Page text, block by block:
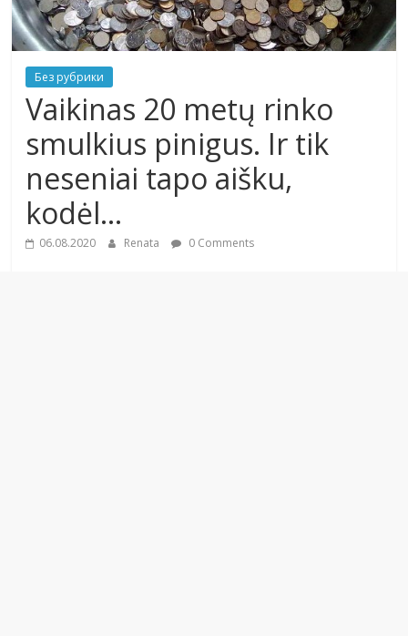
Без рубрики
Vaikinas 20 metų rinko
smulkius pinigus. Ir tik
neseniai tapo aišku,
kodėl…
06.08.2020 Renata 0 Comments